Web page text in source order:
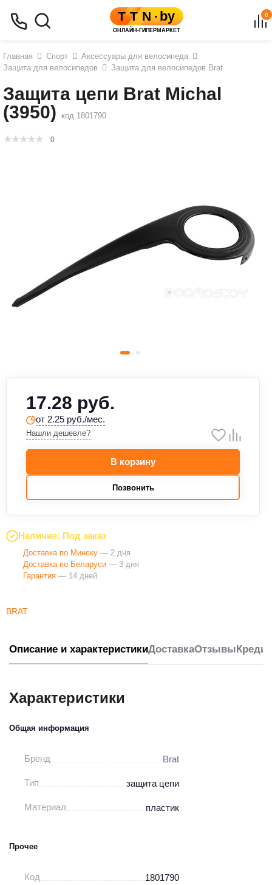
0
Главная Спорт
Аксессуары для велосипеда
Защита для велосипедов
Защита для велосипедов Brat
Защита цепи Brat Michal
(3950)
код 1801790
0
BRAT
17.28 руб.
от 2.25 руб./мес.
Нашли дешевле?
В корзину
Позвонить
Наличие: Под заказ
Доставка по Минску — 2 дня
Доставка по Беларуси — 3 дня
Гарантия — 14 дней
Описание и характеристикиДоставкаОтзывы
Характеристики
Общая информация
Бренд Brat
Тип защита цепи
Материал пластик
Прочее
Код 1801790